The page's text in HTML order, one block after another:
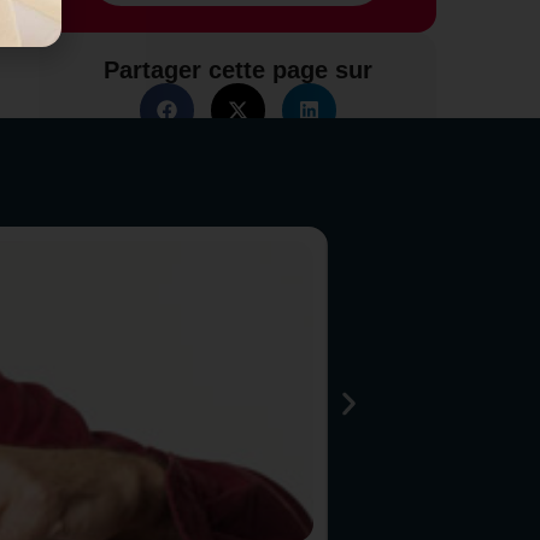
Partager cette page sur